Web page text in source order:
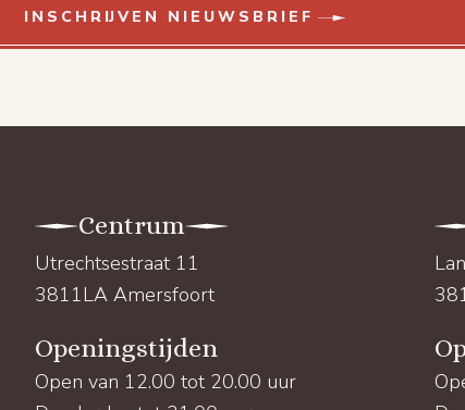
INSCHRIJVEN NIEUWSBRIEF
Centrum
Utrechtsestraat 11
3811LA Amersfoort
Openingstijden
Open van 12.00 tot 20.00 uur